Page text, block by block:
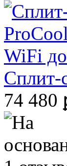
Сплит-
74 480